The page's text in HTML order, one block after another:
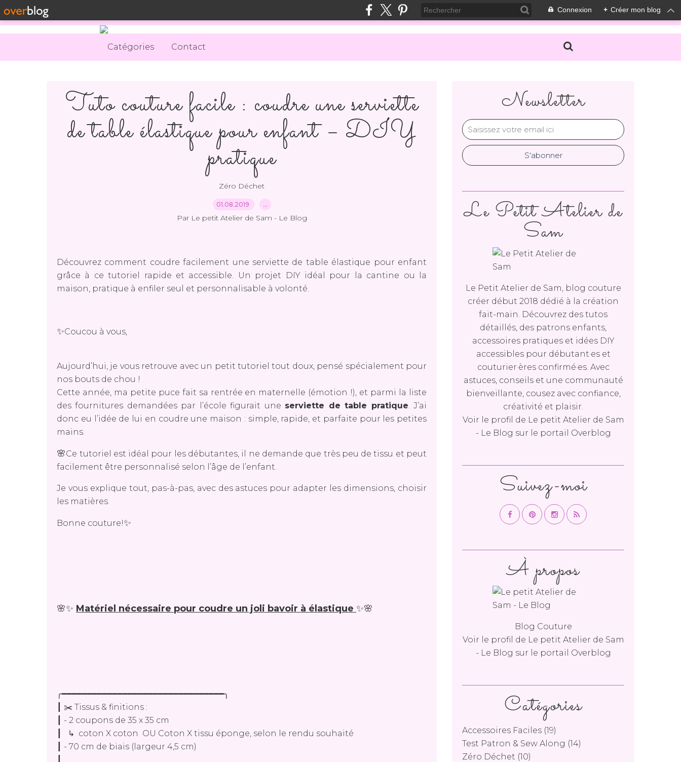
Connexion + Créer mon blog
Catégories Contact
Tuto couture facile : coudre une serviette
de table élastique pour enfant – DIY
pratique
Zéro Déchet
01.08.2019 …
Par Le petit Atelier de Sam - Le Blog
Découvrez comment coudre facilement une serviette de table élastique pour enfant
grâce à ce tutoriel rapide et accessible. Un projet DIY idéal pour la cantine ou la
maison, pratique à enfiler seul et personnalisable à volonté.
✨Coucou à vous,
Aujourd’hui, je vous retrouve avec un petit tutoriel tout doux, pensé spécialement pour
nos bouts de chou !
Cette année, ma petite puce fait sa rentrée en maternelle (émotion !), et parmi la liste
des fournitures demandées par l’école figurait une serviette de table pratique. J’ai
donc eu l’idée de lui en coudre une maison : simple, rapide, et parfaite pour les petites
mains.
🌸Ce tutoriel est idéal pour les débutantes, il ne demande que très peu de tissu et peut
facilement être personnalisé selon l’âge de l’enfant.
Je vous explique tout, pas-à-pas, avec des astuces pour adapter les dimensions, choisir
les matières.
Bonne couture!✨
🌸✨ Matériel nécessaire pour coudre un joli bavoir à élastique ✨🌸
╭━━━━━━━━━━━━━━━━━━━━━━━━━━━━━━━━╮
┃ ✂️ Tissus & finitions :
┃ - 2 coupons de 35 x 35 cm
┃ ↳ coton X coton OU Coton X tissu éponge, selon le rendu souhaité
┃ - 70 cm de biais (largeur 4,5 cm)
Newsletter
Catégories
Accessoires Faciles (19)
Test Patron & Sew Along (14)
Zéro Déchet (10)
Le Petit Atelier de
Sam
Le Petit Atelier de Sam, blog couture
créer début 2018 dédié à la création
fait-main. Découvrez des tutos
détaillés, des patrons enfants,
accessoires pratiques et idées DIY
accessibles pour débutant·es et
couturier·ères confirmé·es. Avec
astuces, conseils et une communauté
bienveillante, cousez avec confiance,
créativité et plaisir.
Voir le profil de Le petit Atelier de Sam
- Le Blog sur le portail Overblog
Suivez-moi
À propos
Blog Couture
Voir le profil de Le petit Atelier de Sam
- Le Blog sur le portail Overblog